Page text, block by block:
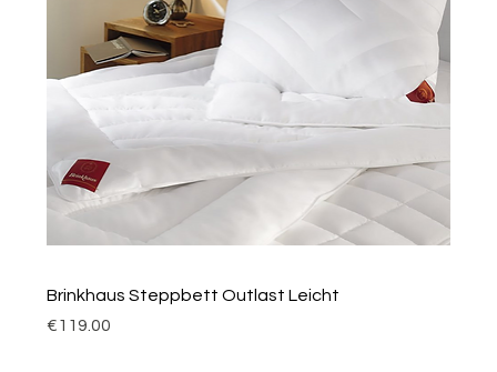
Brinkhaus Steppbett Outlast Leicht
Price
€119.00